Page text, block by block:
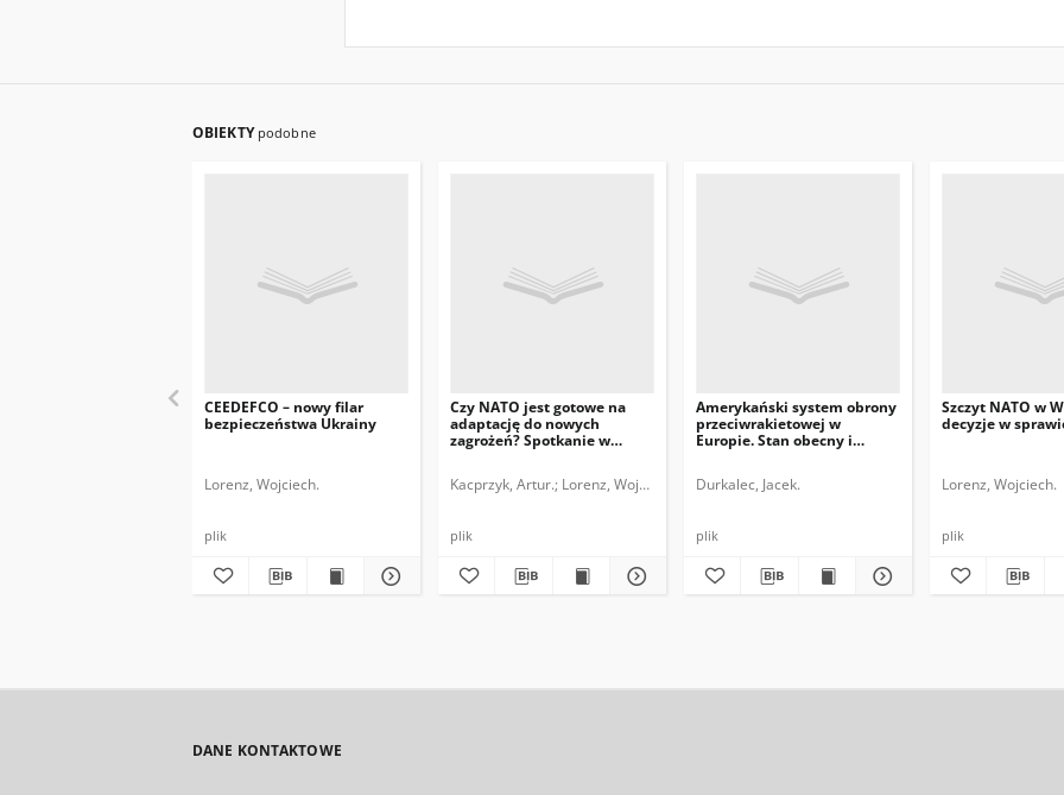
OBIEKTY podobne
CEEDEFCO – nowy filar
bezpieczeństwa Ukrainy
Lorenz, Wojciech.
plik
Czy NATO jest gotowe na
adaptację do nowych
zagrożeń? Spotkanie w
Kacprzyk, Artur. Lorenz, Wojciech.
plik
Amerykański system obrony
przeciwrakietowej w
Europie. Stan obecny i
Durkalec, Jacek.
plik
Szczyt NATO w
decyzje w
Lorenz, Wojciech.
plik
DANE KONTAKTOWE